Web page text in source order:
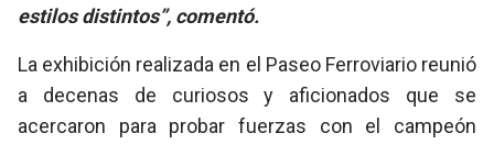
estilos distintos”, comentó.
La exhibición realizada en el Paseo Ferroviario reunió
a decenas de curiosos y aficionados que se
acercaron para probar fuerzas con el campeón